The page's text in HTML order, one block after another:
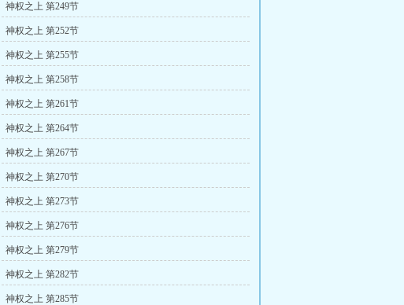
神权之上 第249节
神权之上 第252节
神权之上 第255节
神权之上 第258节
神权之上 第261节
神权之上 第264节
神权之上 第267节
神权之上 第270节
神权之上 第273节
神权之上 第276节
神权之上 第279节
神权之上 第282节
神权之上 第285节